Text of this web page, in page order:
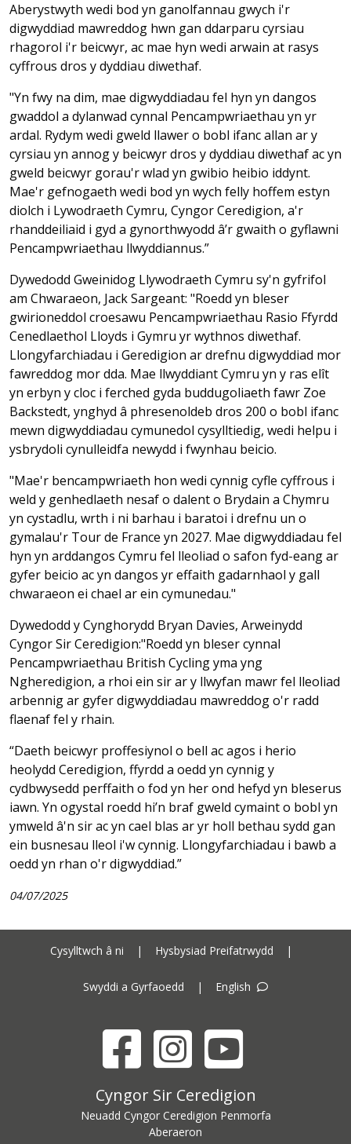
Aberystwyth wedi bod yn ganolfannau gwych i'r
digwyddiad mawreddog hwn gan ddarparu cyrsiau
rhagorol i'r beicwyr, ac mae hyn wedi arwain at rasys
cyffrous dros y dyddiau diwethaf.
"Yn fwy na dim, mae digwyddiadau fel hyn yn dangos
gwaddol a dylanwad cynnal Pencampwriaethau yn yr
ardal. Rydym wedi gweld llawer o bobl ifanc allan ar y
cyrsiau yn annog y beicwyr dros y dyddiau diwethaf ac yn
gweld beicwyr gorau'r wlad yn gwibio heibio iddynt.
Mae'r gefnogaeth wedi bod yn wych felly hoffem estyn
diolch i Lywodraeth Cymru, Cyngor Ceredigion, a'r
rhanddeiliaid i gyd a gynorthwyodd â’r gwaith o gyflawni
Pencampwriaethau llwyddiannus.”
Dywedodd Gweinidog Llywodraeth Cymru sy'n gyfrifol
am Chwaraeon, Jack Sargeant: "Roedd yn bleser
gwirioneddol croesawu Pencampwriaethau Rasio Ffyrdd
Cenedlaethol Lloyds i Gymru yr wythnos diwethaf.
Llongyfarchiadau i Geredigion ar drefnu digwyddiad mor
fawreddog mor dda. Mae llwyddiant Cymru yn y ras elît
yn erbyn y cloc i ferched gyda buddugoliaeth fawr Zoe
Backstedt, ynghyd â phresenoldeb dros 200 o bobl ifanc
mewn digwyddiadau cymunedol cysylltiedig, wedi helpu i
ysbrydoli cynulleidfa newydd i fwynhau beicio.
"Mae'r bencampwriaeth hon wedi cynnig cyfle cyffrous i
weld y genhedlaeth nesaf o dalent o Brydain a Chymru
yn cystadlu, wrth i ni barhau i baratoi i drefnu un o
gymalau'r Tour de France yn 2027. Mae digwyddiadau fel
hyn yn arddangos Cymru fel lleoliad o safon fyd-eang ar
gyfer beicio ac yn dangos yr effaith gadarnhaol y gall
chwaraeon ei chael ar ein cymunedau."
Dywedodd y Cynghorydd Bryan Davies, Arweinydd
Cyngor Sir Ceredigion:"Roedd yn bleser cynnal
Pencampwriaethau British Cycling yma yng
Ngheredigion, a rhoi ein sir ar y llwyfan mawr fel lleoliad
arbennig ar gyfer digwyddiadau mawreddog o'r radd
flaenaf fel y rhain.
“Daeth beicwyr proffesiynol o bell ac agos i herio
heolydd Ceredigion, ffyrdd a oedd yn cynnig y
cydbwysedd perffaith o fod yn her ond hefyd yn bleserus
iawn. Yn ogystal roedd hi’n braf gweld cymaint o bobl yn
ymweld â'n sir ac yn cael blas ar yr holl bethau sydd gan
ein busnesau lleol i'w cynnig. Llongyfarchiadau i bawb a
oedd yn rhan o'r digwyddiad.”
04/07/2025
Cysylltwch â ni | Hysbysiad Preifatrwydd |
Swyddi a Gyrfaoedd | English
FacebookInstagramYouTube
Cyngor Sir Ceredigion addressCyngor Sir Ceredigion
Neuadd Cyngor Ceredigion Penmorfa
Aberaeron